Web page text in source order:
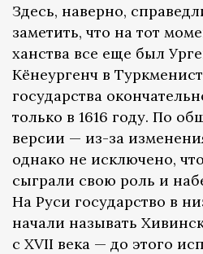
Здесь, наверно,
заметить, что на тот
ханства все еще был
Кёнеургенч в
государства
только в 1616 году. По
версии — из-за
однако не исключено,
сыграли свою роль и
На Руси государство в
начали называть
с XVII века — до этого